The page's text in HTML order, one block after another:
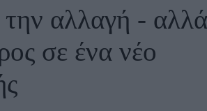
Ζώδια
αλλαγή - αλλά
σε ένα νέο